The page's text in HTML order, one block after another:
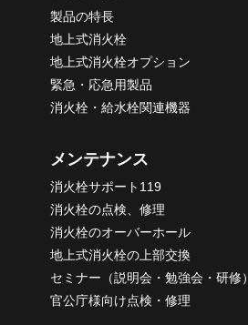
製品の特長
地上式消火栓
地上式消火栓オプション
緊急・応急用製品
消火栓・給水栓関連機器
メンテナンス
消火栓サポート119
消火栓の点検、修理
消火栓のオーバーホール
地上式消火栓の上部交換
セミナー（説明会・勉強会・研修）
官公庁様向け点検・修理